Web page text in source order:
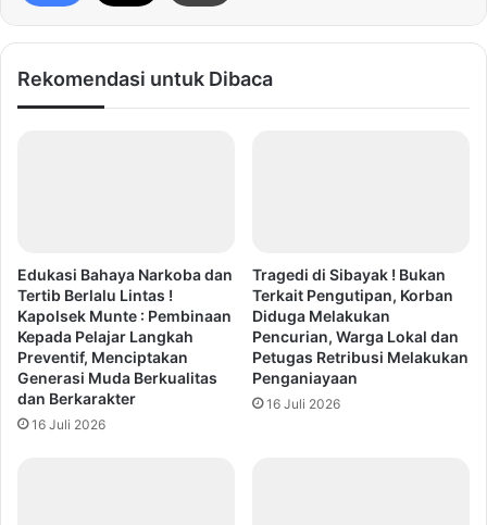
Rekomendasi untuk Dibaca
Edukasi Bahaya Narkoba dan
Tertib Berlalu Lintas !
Kapolsek Munte : Pembinaan
Kepada Pelajar Langkah
Preventif, Menciptakan
Generasi Muda Berkualitas
dan Berkarakter
16 Juli 2026
Tragedi di Sibayak ! Bukan
Terkait Pengutipan, Korban
Diduga Melakukan
Pencurian, Warga Lokal dan
Petugas Retribusi Melakukan
Penganiayaan
16 Juli 2026